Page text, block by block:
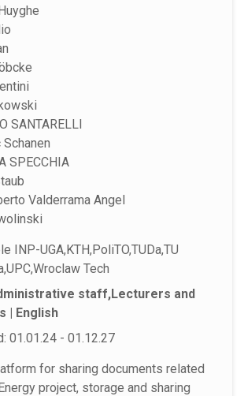
SANTARELLI
SPECCHIA
Valderrama Angel
INP-UGA,KTH,PoliTO,TUDa,TU
Tech
staff,Lecturers and
| English
01.01.24 - 01.12.27
for sharing documents related
project, storage and sharing